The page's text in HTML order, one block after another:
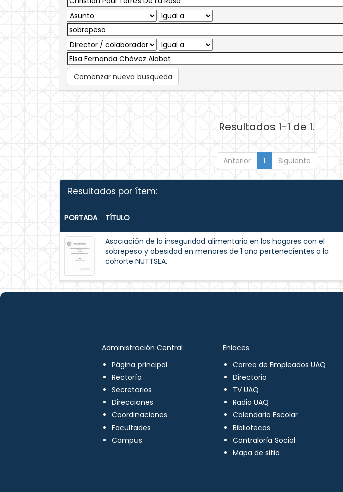
Comenzar nueva busqueda
Resultados 1-1 de 1.
Anterior 1 Siguiente
Resultados por ítem:
PORTADA TÍTULO
Asociación de la inseguridad alimentaria en los hogares con el
sobrepeso y obesidad en menores de 1 año pertenecientes a la
cohorte NUTTSEA.
Administración Central
Página principal
Rectoría
Secretarios
Direcciones
Coordinaciones
Facultades
Campus
Enlaces
Correo de Empleados UAQ
Directorio
TV UAQ
Radio UAQ
Calendario Escolar
Bibliotecas
Contraloría Social
Mapa de sitio